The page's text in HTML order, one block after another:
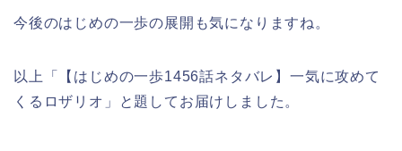
今後のはじめの一歩の展開も気になりますね。
以上「【はじめの一歩1456話ネタバレ】一気に攻めて
くるロザリオ」と題してお届けしました。